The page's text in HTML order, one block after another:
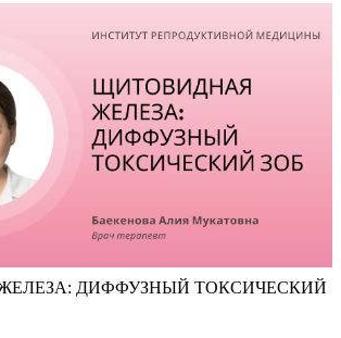
ДИФФУЗНЫЙ ТОКСИЧЕСКИЙ